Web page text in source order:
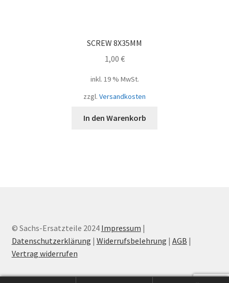
SCREW 8X35MM
1,00 €
inkl. 19 % MwSt.
zzgl. Versandkosten
In den Warenkorb
© Sachs-Ersatzteile 2024 Impressum |
Datenschutzerklärung | Widerrufsbelehrung | AGB |
Vertrag widerrufen